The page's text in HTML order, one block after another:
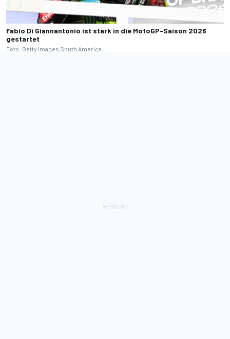
Fabio Di Giannantonio ist stark in die MotoGP-Saison 2026
gestartet
Foto: Getty Images South America